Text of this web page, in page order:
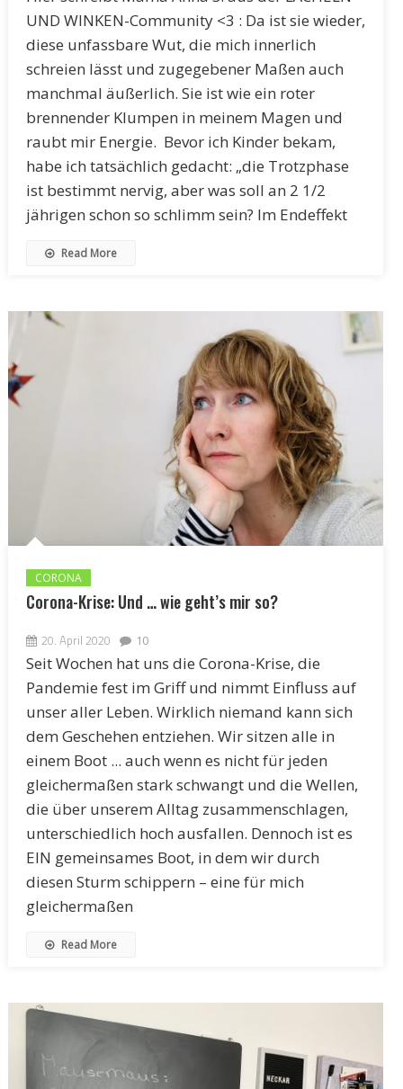
UND WINKEN-Community <3 : Da ist sie wieder,
diese unfassbare Wut, die mich innerlich
schreien lässt und zugegebener Maßen auch
manchmal äußerlich. Sie ist wie ein roter
brennender Klumpen in meinem Magen und
raubt mir Energie. Bevor ich Kinder bekam,
habe ich tatsächlich gedacht: „die Trotzphase
ist bestimmt nervig, aber was soll an 2 1/2
jährigen schon so schlimm sein? Im Endeffekt
Read More
CORONA
Corona-Krise: Und … wie geht’s mir so?
20. April 2020 10
Seit Wochen hat uns die Corona-Krise, die
Pandemie fest im Griff und nimmt Einfluss auf
unser aller Leben. Wirklich niemand kann sich
dem Geschehen entziehen. Wir sitzen alle in
einem Boot ... auch wenn es nicht für jeden
gleichermaßen stark schwangt und die Wellen,
die über unserem Alltag zusammenschlagen,
unterschiedlich hoch ausfallen. Dennoch ist es
EIN gemeinsames Boot, in dem wir durch
diesen Sturm schippern – eine für mich
gleichermaßen
Read More